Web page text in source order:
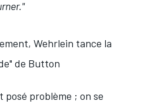
Wehrlein tance la
de Button
posé problème ; on se